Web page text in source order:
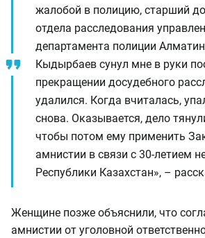
жалобой в полицию, старший
отдела расследования
департамента полиции
Кыдырбаев сунул мне в руки
прекращении досудебного
удалился. Когда вчиталась,
снова. Оказывается, дело
чтобы потом ему применить
амнистии в связи с 30-летием
Республики Казахстан», –
Женщине позже объяснили, что
амнистии от уголовной